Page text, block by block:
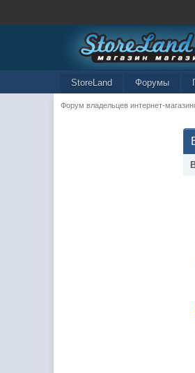
StoreLand Форумы
Форум владельцев интернет-